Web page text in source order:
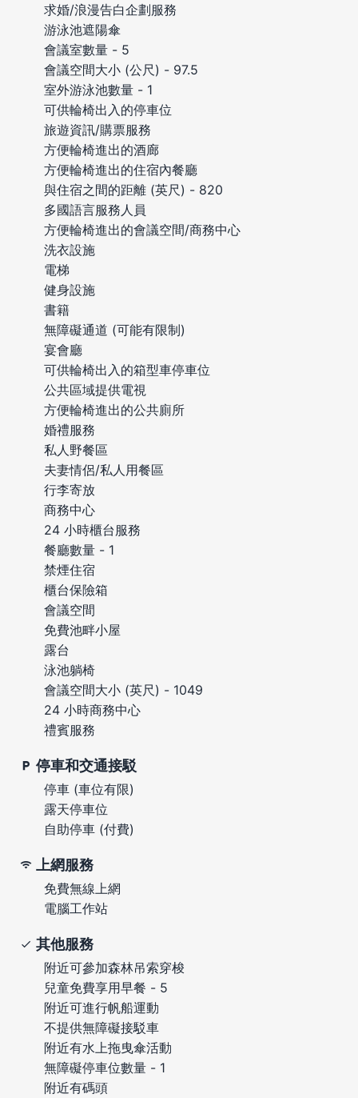
求婚/浪漫告白企劃服務
游泳池遮陽傘
會議室數量 - 5
會議空間大小 (公尺) - 97.5
室外游泳池數量 - 1
可供輪椅出入的停車位
旅遊資訊/購票服務
方便輪椅進出的酒廊
方便輪椅進出的住宿內餐廳
與住宿之間的距離 (英尺) - 820
多國語言服務人員
方便輪椅進出的會議空間/商務中心
洗衣設施
電梯
健身設施
書籍
無障礙通道 (可能有限制)
宴會廳
可供輪椅出入的箱型車停車位
公共區域提供電視
方便輪椅進出的公共廁所
婚禮服務
私人野餐區
夫妻情侶/私人用餐區
行李寄放
商務中心
24 小時櫃台服務
餐廳數量 - 1
禁煙住宿
櫃台保險箱
會議空間
免費池畔小屋
露台
泳池躺椅
會議空間大小 (英尺) - 1049
24 小時商務中心
禮賓服務
停車和交通接駁
停車 (車位有限)
露天停車位
自助停車 (付費)
上網服務
免費無線上網
電腦工作站
其他服務
附近可參加森林吊索穿梭
兒童免費享用早餐 - 5
附近可進行帆船運動
不提供無障礙接駁車
附近有水上拖曳傘活動
無障礙停車位數量 - 1
附近有碼頭